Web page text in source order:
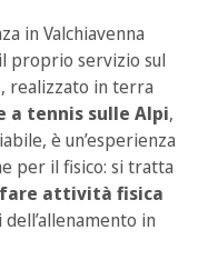
in Valchiavenna
proprio servizio sul
, realizzato in terra
a tennis sulle Alpi,
è un’esperienza
per il fisico: si tratta
fare attività fisica
in